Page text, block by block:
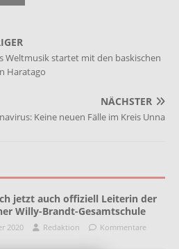
Weltmusik startet mit den baskischen
Haratago
NÄCHSTER
Keine neuen Fälle im Kreis Unna
jetzt auch offiziell Leiterin der
Willy-Brandt-Gesamtschule
2020 Redaktion
Kommentare